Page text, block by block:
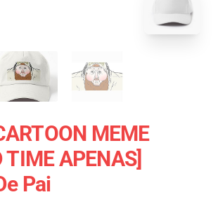
MEME
TIME APENAS]
Pai